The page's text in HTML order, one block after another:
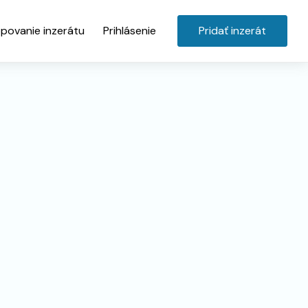
inzerátu Prihlásenie Pridať inzerát